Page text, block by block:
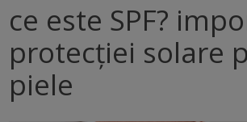
ce este SPF?
protecției solare
piele